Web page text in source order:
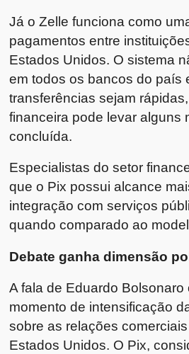
Já o Zelle funciona como
pagamentos entre
Estados Unidos. O sistema
em todos os bancos do país
transferências sejam
financeira pode levar alguns
concluída.
Especialistas do setor
que o Pix possui alcance
integração com serviços
quando comparado ao
Debate ganha dimensão
A fala de Eduardo Bolsonaro
momento de intensificação
sobre as relações
Estados Unidos. O Pix,